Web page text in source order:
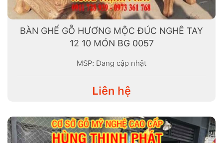
BÀN GHẾ GỖ HƯƠNG MỘC ĐÚC NGHÊ TAY
12 10 MÓN BG 0057
MSP: Đang cập nhật
Liên hệ